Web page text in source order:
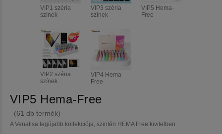
VIP1 széria
színek
VIP2 széria
színek
VIP3 széria
színek
VIP4 Hema-
Free
VIP5 Hema-
Free
VIP5 Hema-Free
(61 db termék) -
A Venalisa legújabb kollekciója, szintén HEMA Free kivitelben